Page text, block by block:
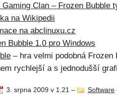
Gaming Clan – Frozen Bubble
na Wikipedii
na abclinuxu.cz
Bubble 1.0 pro Windows
– hra velmi podobná Frozen
rychlejší a s jednodušší
3. srpna 2009 v 1.21 – Software